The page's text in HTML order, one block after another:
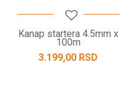
Kanap startera 4.5mm x
100m
3.199,00 RSD